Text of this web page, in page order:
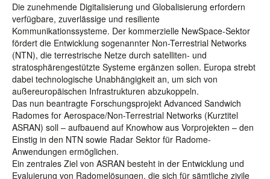
Die zunehmende Digitalisierung und Globalisierung erfordern
verfügbare, zuverlässige und resiliente
Kommunikationssysteme. Der kommerzielle NewSpace-Sektor
fördert die Entwicklung sogenannter Non-Terrestrial Networks
(NTN), die terrestrische Netze durch satelliten- und
stratosphärengestützte Systeme ergänzen sollen. Europa strebt
dabei technologische Unabhängigkeit an, um sich von
außereuropäischen Infrastrukturen abzukoppeln.
Das nun beantragte Forschungsprojekt Advanced Sandwich
Radomes for Aerospace/Non-Terrestrial Networks (Kurztitel
ASRAN) soll – aufbauend auf Knowhow aus Vorprojekten – den
Einstig in den NTN sowie Radar Sektor für Radome-
Anwendungen ermöglichen.
Ein zentrales Ziel von ASRAN besteht in der Entwicklung und
Evaluierung von Radomelösungen, die sich für sämtliche zivile